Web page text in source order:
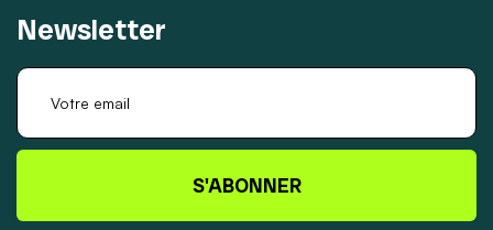
Newsletter
S'ABONNER